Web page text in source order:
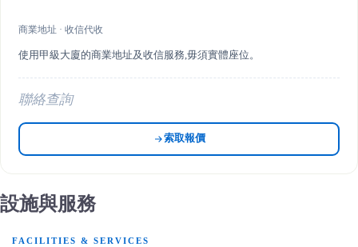
商業地址 · 收信代收
使用甲級大廈的商業地址及收信服務,毋須實體座位。
聯絡查詢
索取報價
設施與服務
FACILITIES & SERVICES